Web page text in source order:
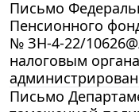
Письмо
Пенсионного
№ ЗН-4-22/
налоговым
Письмо